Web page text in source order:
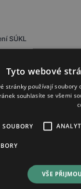
SÚKL
zpracování osobních údajů.
Tyto webové
stránky používají soubory
souhlasíte se všemi
VŠE